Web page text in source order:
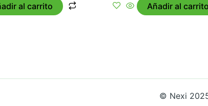
al carrito Añadir al carrito
© Nexi